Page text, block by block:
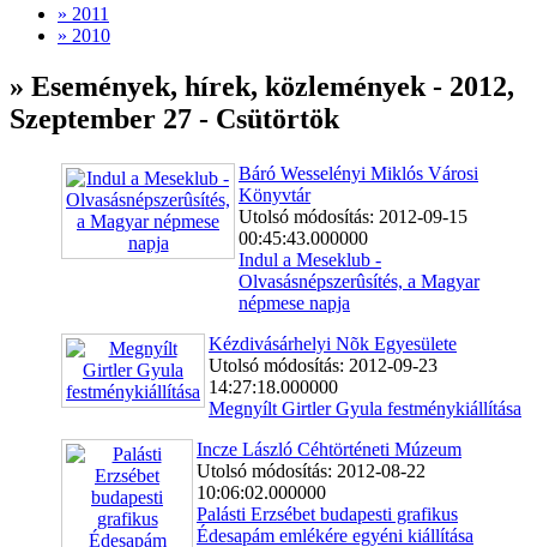
» 2011
» 2010
» Események, hírek, közlemények - 2012,
Szeptember 27 - Csütörtök
Báró Wesselényi Miklós Városi
Könyvtár
Utolsó módosítás: 2012-09-15
00:45:43.000000
Indul a Meseklub -
Olvasásnépszerûsítés, a Magyar
népmese napja
Kézdivásárhelyi Nõk Egyesülete
Utolsó módosítás: 2012-09-23
14:27:18.000000
Megnyílt Girtler Gyula festménykiállítása
Incze László Céhtörténeti Múzeum
Utolsó módosítás: 2012-08-22
10:06:02.000000
Palásti Erzsébet budapesti grafikus
Édesapám emlékére egyéni kiállítása